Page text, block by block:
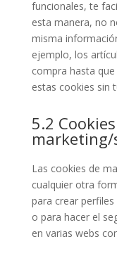
funcionales, te
esta manera, no
misma
ejemplo, los
compra hasta
estas cookies sin
5.2
Las cookies de
cualquier otra
para crear
o para hacer el
en varias webs